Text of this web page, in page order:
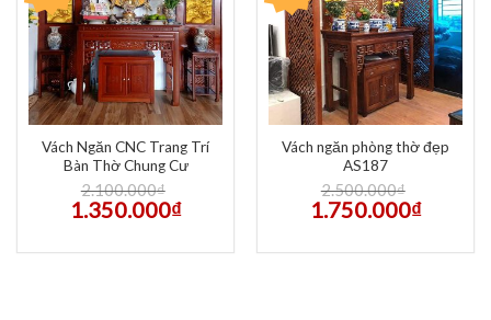
Vách Ngăn CNC Trang Trí
Bàn Thờ Chung Cư
2.100.000₫
1.350.000₫
Vách ngăn phòng thờ đẹp
AS187
2.500.000₫
1.750.000₫